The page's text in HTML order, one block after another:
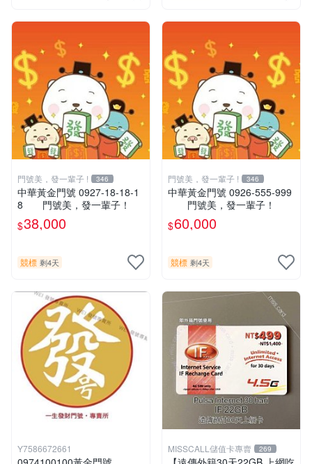
門號美，發一輩子 ! 346
中華黃金門號 0927-18-18-1
8 門號美，發一輩子！
$38,000
競標 剩4天
門號美，發一輩子 ! 346
中華黃金門號 0926-555-999
門號美，發一輩子！
$60,000
競標 剩4天
Y7586672661 MISSCALL儲值卡專賣 269